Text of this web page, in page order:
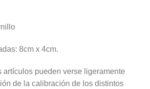
8cm x 4cm.
artículos pueden verse ligeramente
de la calibración de los distintos